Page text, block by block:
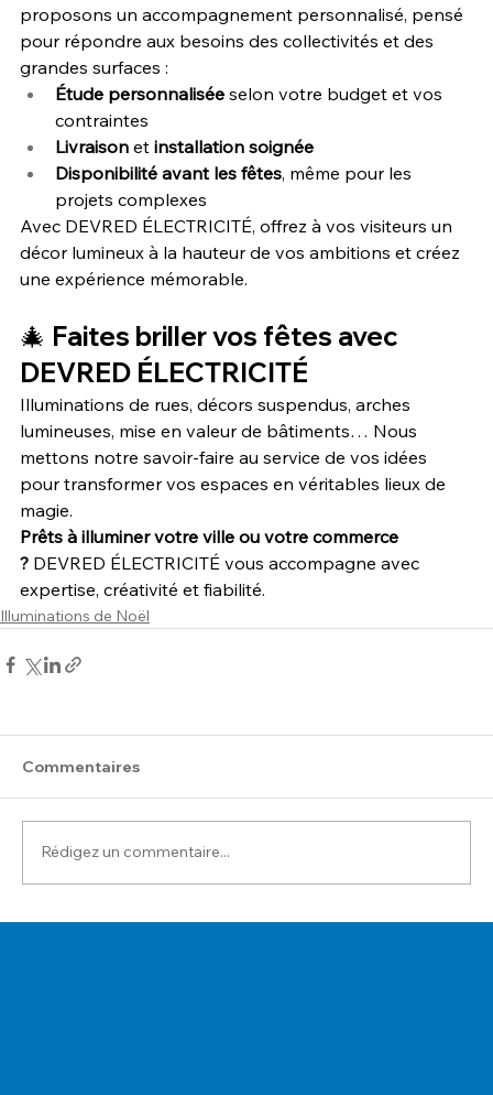
proposons un accompagnement personnalisé, pensé
pour répondre aux besoins des collectivités et des
grandes surfaces :
Étude personnalisée selon votre budget et vos
contraintes
Livraison et installation soignée
Disponibilité avant les fêtes, même pour les
projets complexes
Avec DEVRED ÉLECTRICITÉ, offrez à vos visiteurs un
décor lumineux à la hauteur de vos ambitions et créez
une expérience mémorable.
🎄 Faites briller vos fêtes avec
DEVRED ÉLECTRICITÉ
Illuminations de rues, décors suspendus, arches
lumineuses, mise en valeur de bâtiments… Nous
mettons notre savoir-faire au service de vos idées
pour transformer vos espaces en véritables lieux de
magie.
Prêts à illuminer votre ville ou votre commerce
? DEVRED ÉLECTRICITÉ vous accompagne avec
expertise, créativité et fiabilité.
Illuminations de Noël
Commentaires
Rédigez un commentaire...